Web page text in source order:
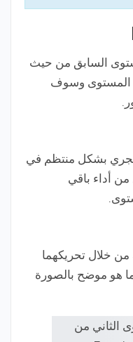
السابق من حيث
المستوى وسوف
بشكل منتظم في
أداء باقي
خلال تحريكهما
كما هو موضح بالصورة